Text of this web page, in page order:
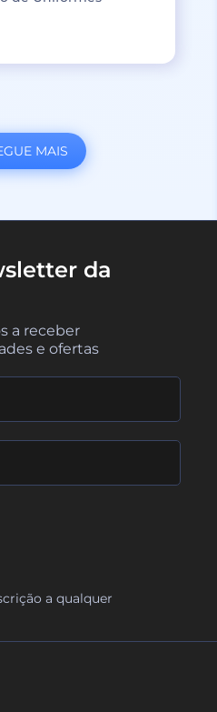
MAIS
da
a receber
e ofertas
a qualquer